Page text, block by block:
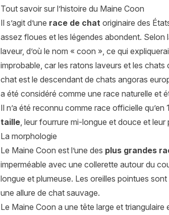
Tout savoir sur l’histoire du Maine Coon
Il s’agit d’une race de chat originaire des
assez floues et les légendes abondent. Selon
laveur, d’où le nom « coon », ce qui
improbable, car les ratons laveurs et les
chat est le descendant de chats angoras
a été considéré comme une race naturelle et
Il n’a été reconnu comme race officielle
taille, leur fourrure mi-longue et douce et
La morphologie
Le Maine Coon est l’une des plus grandes
imperméable avec une collerette autour du
longue et plumeuse. Les oreilles pointues sont
une allure de chat sauvage.
Le Maine Coon a une tête large et